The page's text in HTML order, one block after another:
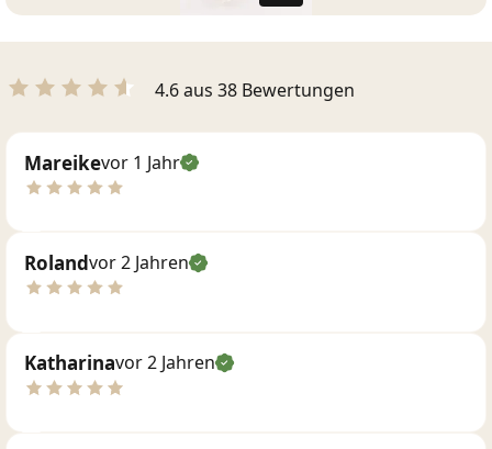
4.6 aus 38 Bewertungen
Mareikevor 1 Jahr
Rolandvor 2 Jahren
Katharinavor 2 Jahren